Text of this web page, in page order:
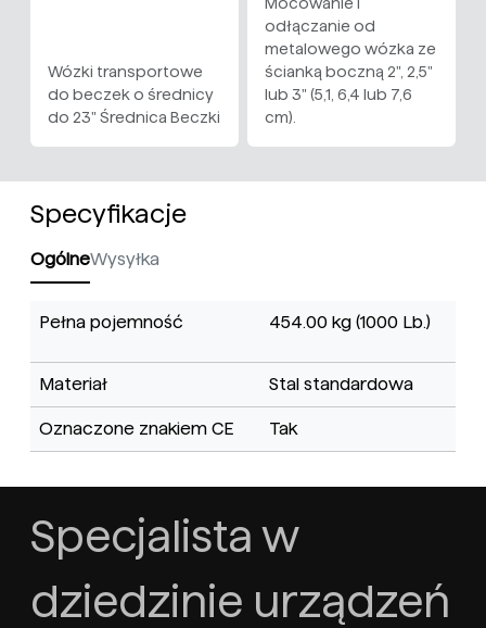
Wózki transportowe
do beczek o średnicy
do 23" Średnica Beczki
Mocowanie i
odłączanie od
metalowego wózka ze
ścianką boczną 2", 2,5"
lub 3" (5,1, 6,4 lub 7,6
cm).
Specyfikacje
OgólneWysyłka
Pełna pojemność 454.00 kg (1000 Lb.)
Materiał Stal standardowa
Oznaczone znakiem CE Tak
Specjalista w
dziedzinie urządzeń